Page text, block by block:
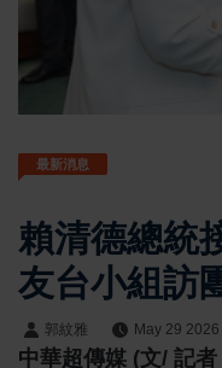
最新消息
賴清德總統
友台小組訪
略夥伴關係
郭紋雅 May 29 2026
中華超傳媒 (文/ 記